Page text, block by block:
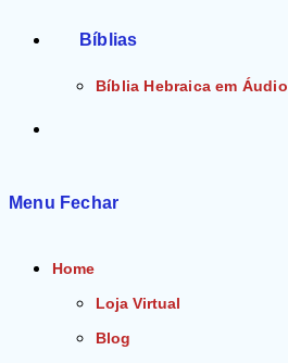
Bíblias
Bíblia Hebraica em Áudio
Menu Fechar
Home
Loja Virtual
Blog